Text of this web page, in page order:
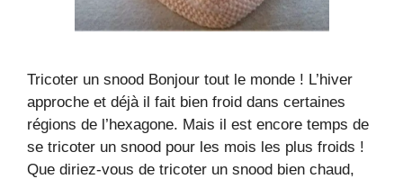
Tricoter un snood Bonjour tout le monde ! L’hiver
approche et déjà il fait bien froid dans certaines
régions de l’hexagone. Mais il est encore temps de
se tricoter un snood pour les mois les plus froids !
Que diriez-vous de tricoter un snood bien chaud,